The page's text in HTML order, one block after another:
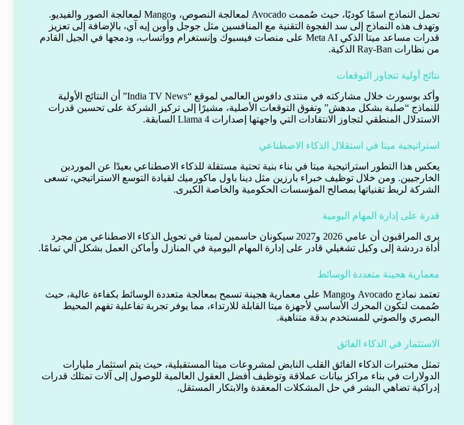
تحمل النماذج اسمًا كوديًا، حيث صُممت Avocado لمعالجة النصوص، وMango لمعالجة الصور والفيديو.
وتهدف هذه النماذج إلى سد الفجوة التقنية مع المنافسين مثل جوجل وأوبن إيه آي، بالإضافة إلى تعزيز
قدرات مساعد ميتا الذكي Meta AI على منصات فيسبوك وإنستغرام وواتساب، ودمجها في الجيل القادم
من نظارات Ray-Ban الذكية.
نتائج أولية تتجاوز التوقعات
وأكد بوسورث خلال مشاركته في منتدى دافوس العالمي لموقع “India TV News” أن النتائج الأولية
للنماذج “صلبة بشكل مدهش” وتفوق التوقعات الأصلية، مشيرًا إلى تركيز الشركة على تحسين قدرات
الاستدلال المنطقي لتجاوز الانتقادات التي واجهتها إصدارات Llama 4 السابقة.
استراتيجية ميتا في استقلال الذكاء الاصطناعي
يعكس هذا التطور استراتيجية ميتا في بناء بنية تحتية مستقلة للذكاء الاصطناعي بعيدًا عن الموردين
الخارجيين. ومن خلال توظيف خبراء بارزين مثل دينا باول ماكورميك لقيادة التوسع الاستراتيجي، تسعى
الشركة لربط تقنياتها بمصالح المؤسسات الحكومية والخاصة الكبرى.
قدرة على إدارة المهام اليومية
يرى المراقبون أن عامي 2026 و2027 سيكونان حاسمين لميتا في تحويل الذكاء الاصطناعي من مجرد
أداة دردشة إلى وكيل تشغيلي قادر على إدارة المهام اليومية في المنازل وأماكن العمل بشكل آلي تمامًا.
معمارية هجينة متعددة الوسائط
تعتمد نماذج Avocado وMango على معمارية هجينة تسمح بمعالجة متعددة الوسائط بكفاءة عالية، حيث
صُممت لتكون المحرك الأساسي لأجهزة ميتا القابلة للارتداء، مما يوفر تجربة تفاعلية تفهم المحيط
البصري والصوتي للمستخدم بدقة متناهية.
الاستثمار في الذكاء الفائق
تمثل مختبرات الذكاء الفائق القلب النابض لمشروعات ميتا المستقبلية، حيث يتم استثمار مليارات
الدولارات في بناء مراكز بيانات عملاقة وتوظيف أفضل العقول العالمية للوصول إلى آلات تمتلك قدرات
إدراكية تضاهي البشر في حل المشكلات المعقدة والابتكار المستقل.